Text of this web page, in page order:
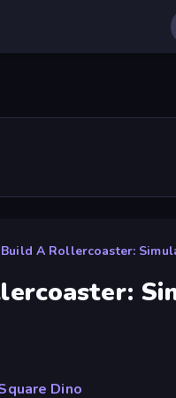
Build A Rollercoaster:
Dino